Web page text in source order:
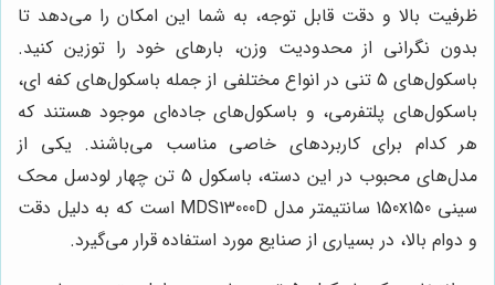
ظرفیت بالا و دقت قابل توجه، به شما این امکان را می‌دهد تا
بدون نگرانی از محدودیت وزن، بارهای خود را توزین کنید.
باسکول‌های 5 تنی در انواع مختلفی از جمله باسکول‌های کفه ای،
باسکول‌های پلتفرمی، و باسکول‌های جاده‌ای موجود هستند که
هر کدام برای کاربردهای خاصی مناسب می‌باشند. یکی از
مدل‌های محبوب در این دسته، باسکول 5 تن چهار لودسل محک
سینی 150x150 سانتیمتر مدل MDS13000D است که به دلیل دقت
و دوام بالا، در بسیاری از صنایع مورد استفاده قرار می‌گیرد.